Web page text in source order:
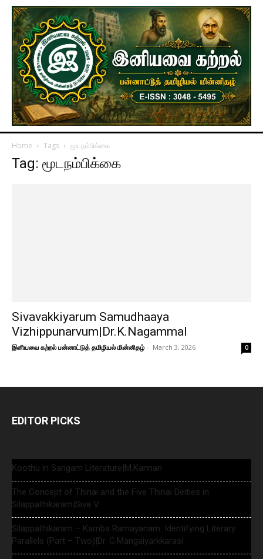
Home Tags மூடநம்பிக்கை
Tag: மூடநம்பிக்கை
Sivavakkiyarum Samudhaaya
Vizhippunarvum|Dr.K.Nagammal
இனியவை கற்றல் பன்னாட்டுத் தமிழியல் மின்னிதழ் - March 3, 2026 0
EDITOR PICKS
Koothu in Sangam Literature|M.Kannan
The Concept of Thinai and the Five Thinai Deities in
Silappathikaram|Siva V
Silappathikaram – Kamba Ramayanam: Identifying Literary
Parallels (Part – Two)|Dr. G.Mangaiyarkkarasi